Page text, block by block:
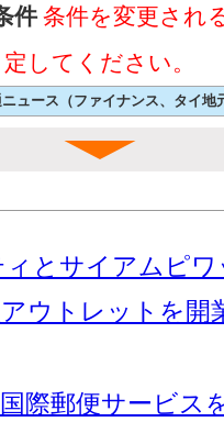
件 条件を変更され
定してください。
ュース（ファイナンス、タイ地
とサイアムピ
ウトレットを開
際郵便サービス